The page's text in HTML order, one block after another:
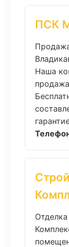
ПСК
Наша